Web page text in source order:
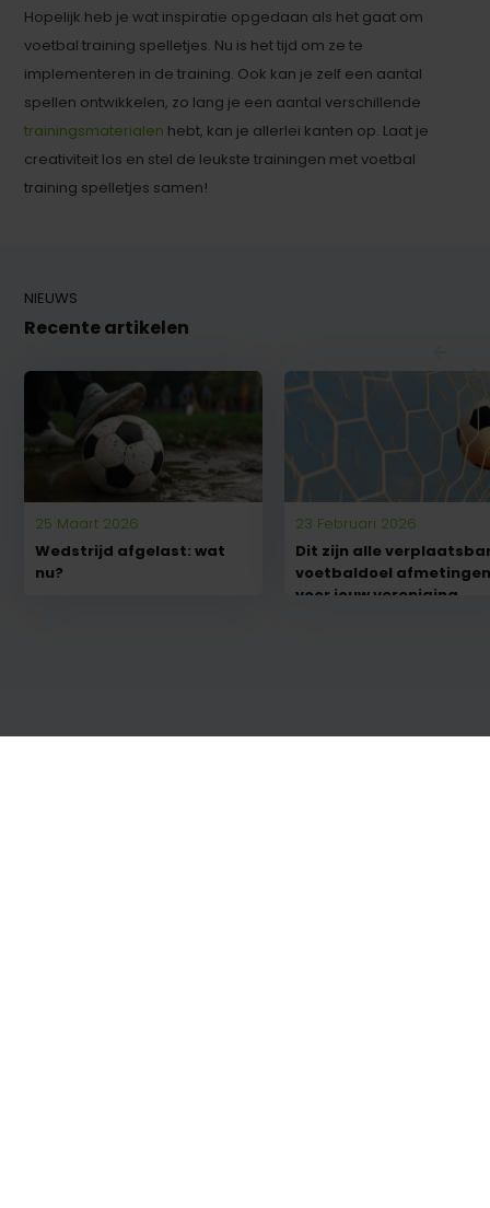
Hopelijk heb je wat inspiratie opgedaan als het gaat om
voetbal training spelletjes. Nu is het tijd om ze te
implementeren in de training. Ook kan je zelf een aantal
spellen ontwikkelen, zo lang je een aantal verschillende
trainingsmaterialen hebt, kan je allerlei kanten op. Laat je
creativiteit los en stel de leukste trainingen met voetbal
training spelletjes samen!
NIEUWS
Recente artikelen
25 Maart 2026
Wedstrijd afgelast: wat
nu?
23 Februari 2026
Dit zijn alle
voetbaldoel
voor jouw vereniging